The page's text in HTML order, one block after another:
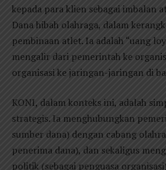
kepada para klien sebagai imbalan
Dana hibah olahraga, dalam
pembinaan atlet. Ia adalah “uang
mengalir dari pemerintah ke
organisasi ke jaringan-jaringan di
KONI, dalam konteks ini, adalah
strategis. Ia menghubungkan
sumber dana) dengan cabang
penerima dana), dan sekaligus
politik (sebagai penguasa